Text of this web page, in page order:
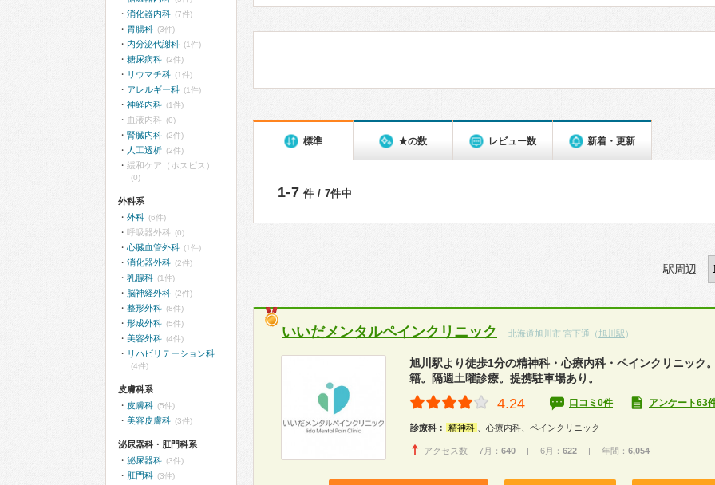
標準 ★の数 レビュー数 新着・更新
1-7 件 / 7件中
駅周辺
いいだメンタルペインクリニック 北海道旭川市 宮下通（ 旭川駅 ）
旭川駅より徒歩1分の精神科・心療内科・ペインクリニック
籍。隔週土曜診療。提携駐車場あり。
4.24 口コミ0件 アンケート63
診療科： 精神科 、心療内科、ペインクリニック
アクセス数 7月： 640 | 6月： 622 | 年間： 6,054
消化器内科 (7件)
胃腸科 (3件)
内分泌代謝科 (1件)
糖尿病科 (2件)
リウマチ科 (1件)
アレルギー科 (1件)
神経内科 (1件)
血液内科 (0)
腎臓内科 (2件)
人工透析 (2件)
緩和ケア（ホスピス）
(0)
外科系
外科 (6件)
呼吸器外科 (0)
心臓血管外科 (1件)
消化器外科 (2件)
乳腺科 (1件)
脳神経外科 (2件)
整形外科 (8件)
形成外科 (5件)
美容外科 (4件)
リハビリテーション科
(4件)
皮膚科系
皮膚科 (5件)
美容皮膚科 (3件)
泌尿器科・肛門科系
泌尿器科 (3件)
肛門科 (3件)